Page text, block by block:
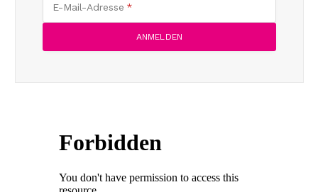
E-Mail-Adresse